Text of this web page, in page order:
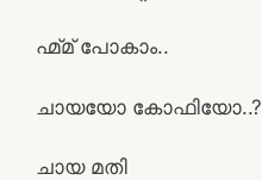
ഹ്മ്മ് പോകാം..
ചായയോ കോഫിയോ..?
ചായ മതി